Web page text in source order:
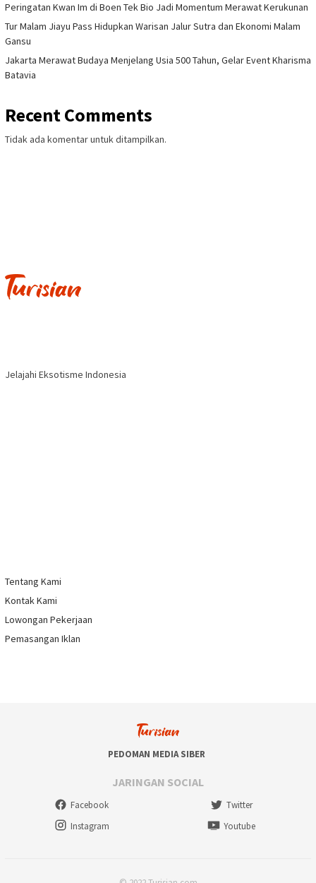
Peringatan Kwan Im di Boen Tek Bio Jadi Momentum Merawat Kerukunan
Tur Malam Jiayu Pass Hidupkan Warisan Jalur Sutra dan Ekonomi Malam
Gansu
Jakarta Merawat Budaya Menjelang Usia 500 Tahun, Gelar Event Kharisma
Batavia
Recent Comments
Tidak ada komentar untuk ditampilkan.
Jelajahi Eksotisme Indonesia
Tentang Kami
Kontak Kami
Lowongan Pekerjaan
Pemasangan Iklan
PEDOMAN MEDIA SIBER
JARINGAN SOCIAL
Facebook
Twitter
Instagram
Youtube